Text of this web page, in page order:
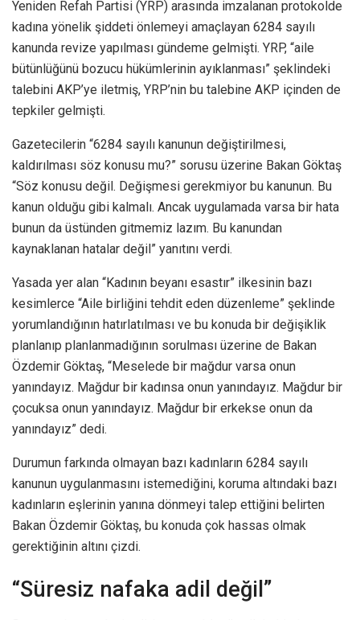
Yeniden Refah Partisi (YRP) arasında imzalanan protokolde
kadına yönelik şiddeti önlemeyi amaçlayan 6284 sayılı
kanunda revize yapılması gündeme gelmişti. YRP, “aile
bütünlüğünü bozucu hükümlerinin ayıklanması” şeklindeki
talebini AKP’ye iletmiş, YRP’nin bu talebine AKP içinden de
tepkiler gelmişti.
Gazetecilerin “6284 sayılı kanunun değiştirilmesi,
kaldırılması söz konusu mu?” sorusu üzerine Bakan Göktaş
“Söz konusu değil. Değişmesi gerekmiyor bu kanunun. Bu
kanun olduğu gibi kalmalı. Ancak uygulamada varsa bir hata
bunun da üstünden gitmemiz lazım. Bu kanundan
kaynaklanan hatalar değil” yanıtını verdi.
Yasada yer alan “Kadının beyanı esastır” ilkesinin bazı
kesimlerce “Aile birliğini tehdit eden düzenleme” şeklinde
yorumlandığının hatırlatılması ve bu konuda bir değişiklik
planlanıp planlanmadığının sorulması üzerine de Bakan
Özdemir Göktaş, “Meselede bir mağdur varsa onun
yanındayız. Mağdur bir kadınsa onun yanındayız. Mağdur bir
çocuksa onun yanındayız. Mağdur bir erkekse onun da
yanındayız” dedi.
Durumun farkında olmayan bazı kadınların 6284 sayılı
kanunun uygulanmasını istemediğini, koruma altındaki bazı
kadınların eşlerinin yanına dönmeyi talep ettiğini belirten
Bakan Özdemir Göktaş, bu konuda çok hassas olmak
gerektiğinin altını çizdi.
“Süresiz nafaka adil değil”